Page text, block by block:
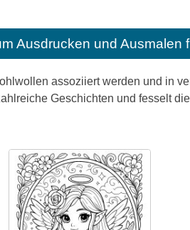
Ausdrucken und Ausmalen
assoziiert werden und in
Geschichten und fesselt